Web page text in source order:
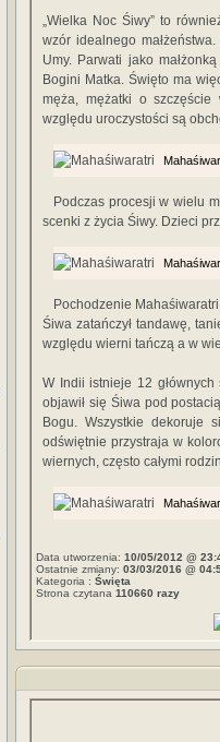
„Wielka Noc Śiwy” to
wzór idealnego
Umy. Parwati jako
Bogini Matka. Święto ma
męża, mężatki o szczęście
względu uroczystości są
Podczas procesji w wielu
scenki z życia Śiwy. Dzieci
Pochodzenie
Śiwa zatańczył tandawę,
względu wierni tańczą a w
W Indii istnieje 12
objawił się Śiwa pod
Bogu. Wszystkie dekoruje
odświętnie przystraja w
wiernych, często całymi
Data utworzenia: 10/05/2012 @
Ostatnie zmiany: 03/03/2016 @
Kategoria : Święta
Strona czytana 110660 razy